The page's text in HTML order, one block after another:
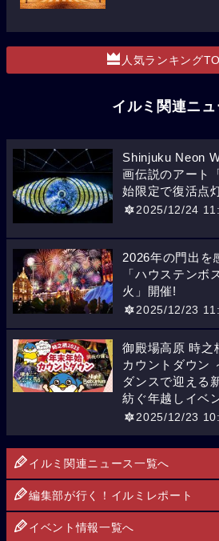
人気ランキング
イルミ関連ニュ
Shinjuku Neon
画伝説のアート
始限定で復活点
2025/12/24
2026年の門出を
「ハウステンボ
火」開催!
2025/12/23
御殿場高原 時之
カウントダウン
ダンスで迎える
紡ぐ年越しイベ
2025/12/23
イルミ関連ニュース一覧へ
編集部が行く！イルミレポート
イベント情報一覧へ